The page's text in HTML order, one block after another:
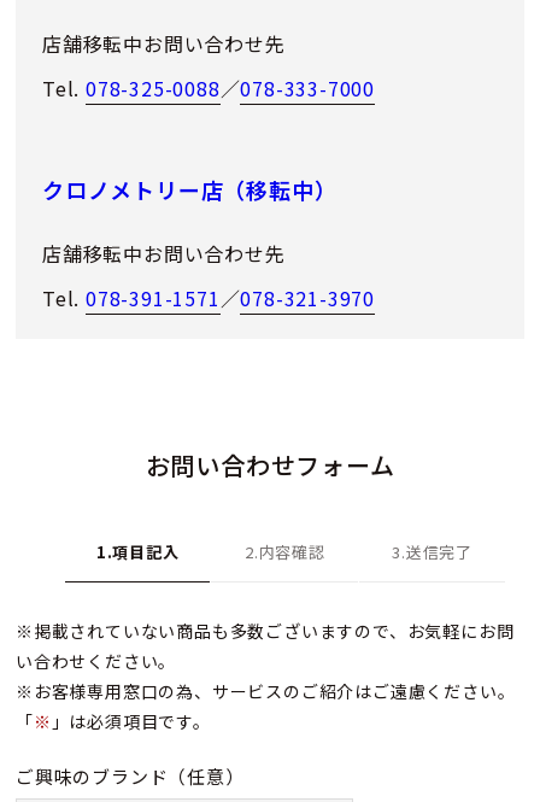
店舗移転中お問い合わせ先
Tel. 078-325-0088／078-333-7000
クロノメトリー店（移転中）
店舗移転中お問い合わせ先
Tel. 078-391-1571／078-321-3970
お問い合わせフォーム
1.項目記入 2.内容確認 3.送信完了
※掲載されていない商品も多数ございますので、お気軽にお問
い合わせください。
※お客様専用窓口の為、サービスのご紹介はご遠慮ください。
「※ 」は必須項目です。
ご興味のブランド （任意）